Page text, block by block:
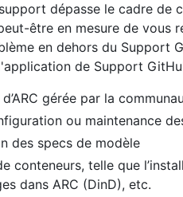
dépasse le cadre de
être en mesure de vous
en dehors du Support
de Support
gérée par la
ou maintenance
des specs de modèle
conteneurs, telle que
dans ARC (DinD), etc.